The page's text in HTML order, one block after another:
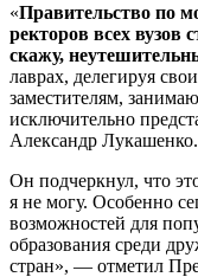
«Правительство по
ректоров всех вузов
скажу,
лаврах, делегируя
заместителям,
исключительно
Александр Лукашенко.
Он подчеркнул, что
я не могу. Особенно
возможностей для
образования среди
стран», — отметил